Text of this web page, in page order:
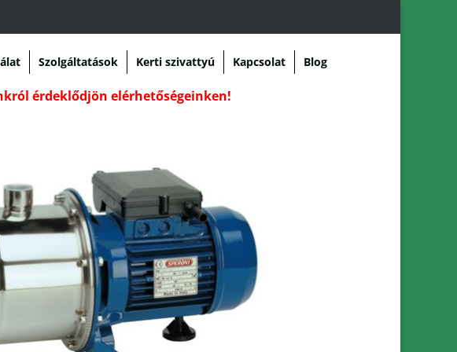
Szolgáltatások Kerti szivattyú Kapcsolat Blog
érdeklődjön elérhetőségeinken!